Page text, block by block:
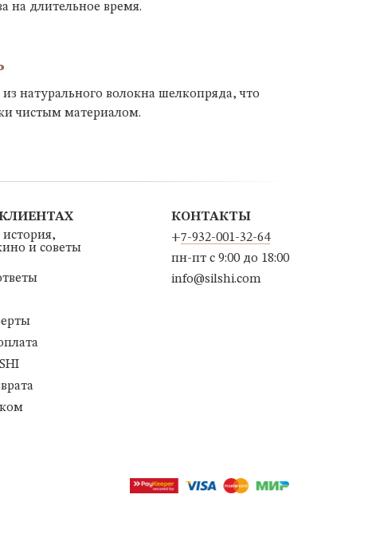
на длительное время.
натурального волокна шелкопряда, что
чистым материалом.
история,
и советы
КОНТАКТЫ
+7-932-001-32-64
пн-пт с 9:00 до 18:00
info@silshi.com